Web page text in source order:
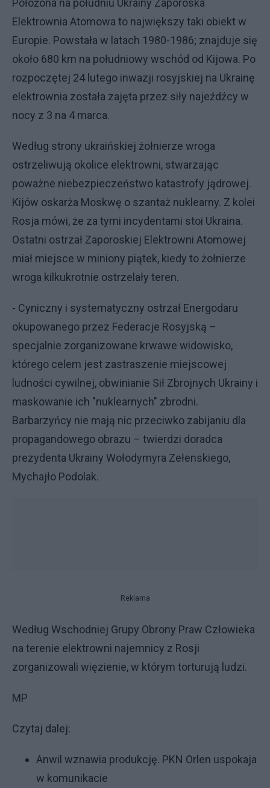
Położona na południu Ukrainy Zaporoska
Elektrownia Atomowa to największy taki obiekt w
Europie. Powstała w latach 1980-1986; znajduje się
około 680 km na południowy wschód od Kijowa. Po
rozpoczętej 24 lutego inwazji rosyjskiej na Ukrainę
elektrownia została zajęta przez siły najeźdźcy w
nocy z 3 na 4 marca.
Według strony ukraińskiej żołnierze wroga
ostrzeliwują okolice elektrowni, stwarzając
poważne niebezpieczeństwo katastrofy jądrowej.
Kijów oskarża Moskwę o szantaż nuklearny. Z kolei
Rosja mówi, że za tymi incydentami stoi Ukraina.
Ostatni ostrzał Zaporoskiej Elektrowni Atomowej
miał miejsce w miniony piątek, kiedy to żołnierze
wroga kilkukrotnie ostrzelały teren.
- Cyniczny i systematyczny ostrzał Energodaru
okupowanego przez Federacje Rosyjską –
specjalnie zorganizowane krwawe widowisko,
którego celem jest zastraszenie miejscowej
ludności cywilnej, obwinianie Sił Zbrojnych Ukrainy i
maskowanie ich "nuklearnych" zbrodni.
Barbarzyńcy nie mają nic przeciwko zabijaniu dla
propagandowego obrazu – twierdzi doradca
prezydenta Ukrainy Wołodymyra Zełenskiego,
Mychajło Podolak.
Reklama
Według Wschodniej Grupy Obrony Praw Człowieka
na terenie elektrowni najemnicy z Rosji
zorganizowali więzienie, w którym torturują ludzi.
MP
Czytaj dalej:
Anwil wznawia produkcję. PKN Orlen uspokaja
w komunikacie